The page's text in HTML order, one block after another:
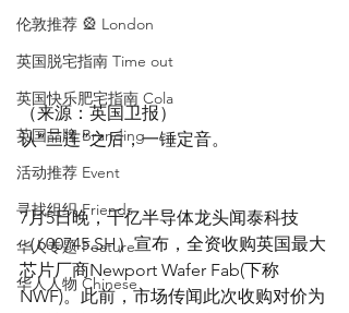
伦敦推荐 🎡 London
英国脱宅指南 Time out
英国快乐肥宅指南 Cola
英国品牌 Branding
活动推荐 Event
寻找组织 Friends
华人专题 Feature
华人人物 Chinese
（来源：英国卫报）
认“三连”之后，一锤定音。
7月5日晚，千亿半导体龙头闻泰科技
（600745.SH）宣布，全资收购英国最大
芯片厂商Newport Wafer Fab(下称
NWF)。此前，市场传闻此次收购对价为